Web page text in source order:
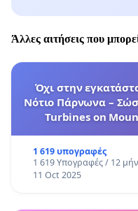
Άλλες αιτήσεις που
Όχι στην
Νότιο Πάρνωνα –
Turbines on
1 619 υπογραφές
1 619 Υπογραφές / 12
11 Oct 2025